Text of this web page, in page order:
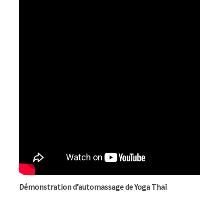
Démonstration d’automassage de Yoga Thaï